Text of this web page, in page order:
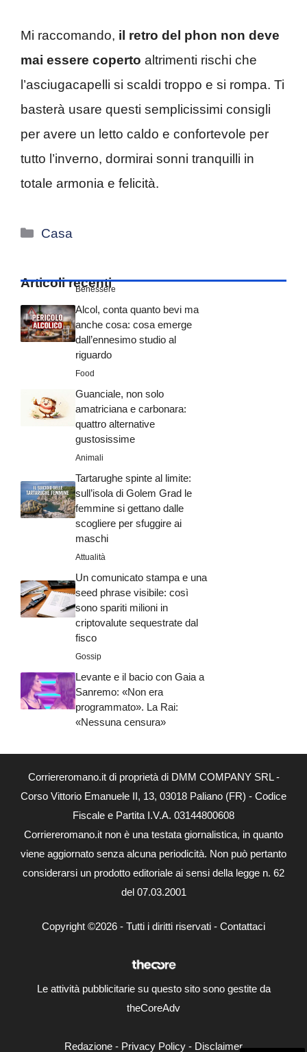
Mi raccomando, il retro del phon non deve
mai essere coperto altrimenti rischi che
l’asciugacapelli si scaldi troppo e si rompa. Ti
basterà usare questi semplicissimi consigli
per avere un letto caldo e confortevole per
tutto l’inverno, dormirai sonni tranquilli in
totale armonia e felicità.
Categorie
Casa
Articoli recenti
Benessere
Alcol, conta quanto bevi ma
anche cosa: cosa emerge
dall’ennesimo studio al
riguardo
Food
Guanciale, non solo
amatriciana e carbonara:
quattro alternative
gustosissime
Animali
Tartarughe spinte al limite:
sull’isola di Golem Grad le
femmine si gettano dalle
scogliere per sfuggire ai
maschi
Attualità
Un comunicato stampa e una
seed phrase visibile: così
sono spariti milioni in
criptovalute sequestrate dal
fisco
Gossip
Levante e il bacio con Gaia a
Sanremo: «Non era
programmato». La Rai:
«Nessuna censura»
Corriereromano.it di proprietà di DMM COMPANY SRL -
Corso Vittorio Emanuele II, 13, 03018 Paliano (FR) - Codice
Fiscale e Partita I.V.A. 03144800608
Corriereromano.it non è una testata giornalistica, in quanto
viene aggiornato senza alcuna periodicità. Non può pertanto
considerarsi un prodotto editoriale ai sensi della legge n. 62
del 07.03.2001
Copyright ©2026 - Tutti i diritti riservati - Contattaci
Le attività pubblicitarie su questo sito sono gestite da
theCoreAdv
Redazione - Privacy Policy - Disclaimer